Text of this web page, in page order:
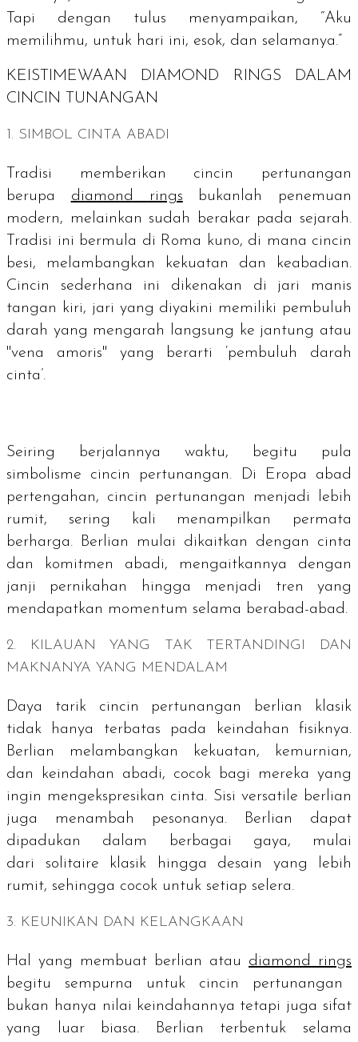
Tapi dengan tulus menyampaikan, “Aku
memilihmu, untuk hari ini, esok, dan selamanya.”
KEISTIMEWAAN DIAMOND RINGS DALAM
CINCIN TUNANGAN
1. SIMBOL CINTA ABADI
Tradisi memberikan cincin pertunangan
berupa diamond rings bukanlah penemuan
modern, melainkan sudah berakar pada sejarah.
Tradisi ini bermula di Roma kuno, di mana cincin
besi, melambangkan kekuatan dan keabadian.
Cincin sederhana ini dikenakan di jari manis
tangan kiri, jari yang diyakini memiliki pembuluh
darah yang mengarah langsung ke jantung atau
"vena amoris" yang berarti ‘pembuluh darah
cinta’.
Seiring berjalannya waktu, begitu pula
simbolisme cincin pertunangan. Di Eropa abad
pertengahan, cincin pertunangan menjadi lebih
rumit, sering kali menampilkan permata
berharga. Berlian mulai dikaitkan dengan cinta
dan komitmen abadi, mengaitkannya dengan
janji pernikahan hingga menjadi tren yang
mendapatkan momentum selama berabad-abad.
2. KILAUAN YANG TAK TERTANDINGI DAN
MAKNANYA YANG MENDALAM
Daya tarik cincin pertunangan berlian klasik
tidak hanya terbatas pada keindahan fisiknya.
Berlian melambangkan kekuatan, kemurnian,
dan keindahan abadi, cocok bagi mereka yang
ingin mengekspresikan cinta. Sisi versatile berlian
juga menambah pesonanya. Berlian dapat
dipadukan dalam berbagai gaya, mulai
dari solitaire klasik hingga desain yang lebih
rumit, sehingga cocok untuk setiap selera.
3. KEUNIKAN DAN KELANGKAAN
Hal yang membuat berlian atau diamond rings
begitu sempurna untuk cincin pertunangan
bukan hanya nilai keindahannya tetapi juga sifat
yang luar biasa. Berlian terbentuk selama